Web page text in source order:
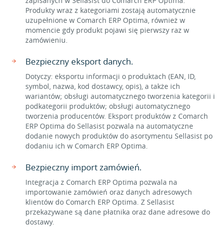
Produkty wraz z kategoriami zostają automatycznie
uzupełnione w Comarch ERP Optima, również w
momencie gdy produkt pojawi się pierwszy raz w
zamówieniu.
Bezpieczny eksport danych.
Dotyczy: eksportu informacji o produktach (EAN, ID,
symbol, nazwa, kod dostawcy, opis), a także ich
wariantów; obsługi automatycznego tworzenia kategorii i
podkategorii produktów; obsługi automatycznego
tworzenia producentów. Eksport produktów z Comarch
ERP Optima do Sellasist pozwala na automatyczne
dodanie nowych produktów do asortymentu Sellasist po
dodaniu ich w Comarch ERP Optima.
Bezpieczny import zamówień.
Integracja z Comarch ERP Optima pozwala na
importowanie zamówień oraz danych adresowych
klientów do Comarch ERP Optima. Z Sellasist
przekazywane są dane płatnika oraz dane adresowe do
dostawy.